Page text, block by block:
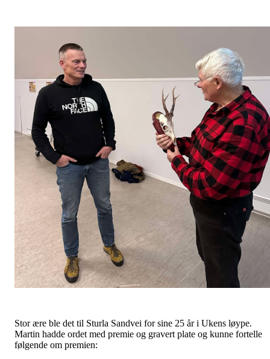
Stor ære ble det til Sturla Sandvei for sine 25 år i Ukens løype.
Martin hadde ordet med premie og gravert plate og kunne fortelle
følgende om premien: